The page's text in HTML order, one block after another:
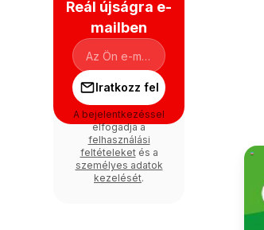
Reál újságra e-
mailben
Iratkozz fel
A bejelentkezéssel
elfogadja a
felhasználási
feltételeketés a
személyes adatok
kezelését.